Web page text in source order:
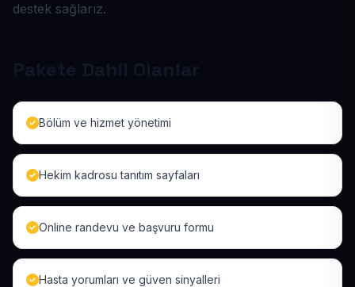
destek sağlarız.
Pakete Dahil Olanlar
Bölüm ve hizmet yönetimi
Hekim kadrosu tanıtım sayfaları
Online randevu ve başvuru formu
Hasta yorumları ve güven sinyalleri